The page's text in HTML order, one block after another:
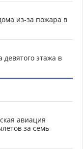
из-за пожара в
девятого этажа в
авиация
за семь